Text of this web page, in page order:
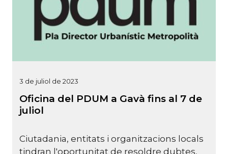
3 de juliol de 2023
Oficina del PDUM a Gavà fins al 7 de
juliol
Ciutadania, entitats i organitzacions locals
tindran l'oportunitat de resoldre dubtes,